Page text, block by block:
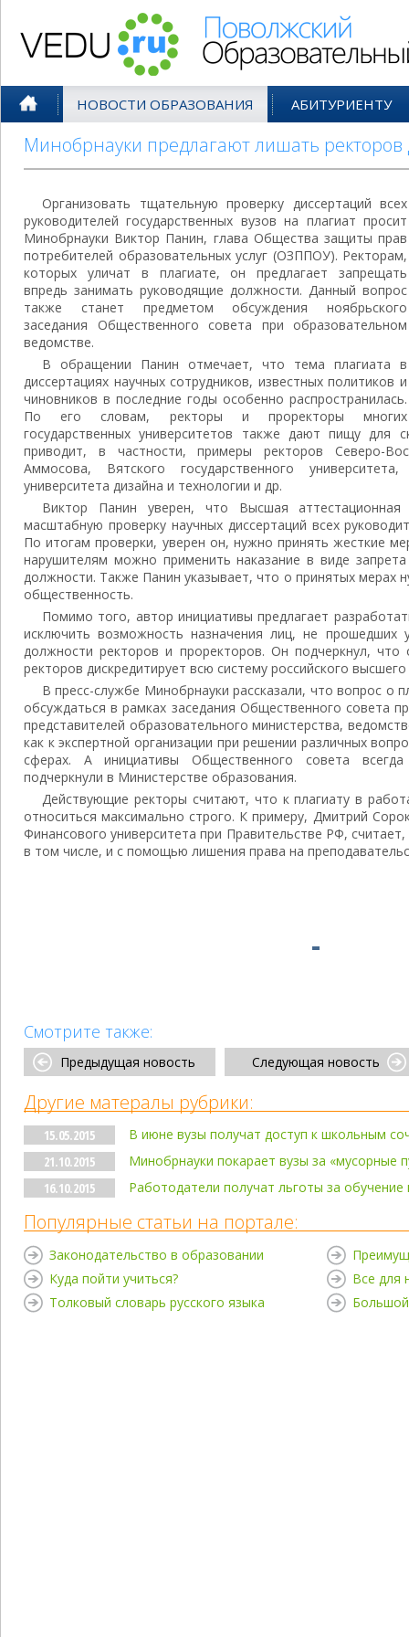
НОВОСТИ ОБРАЗОВАНИЯ АБИТУРИЕНТУ
Минобрнауки предлагают лишать ректоров
Организовать тщательную проверку диссертаций всех
руководителей государственных вузов на плагиат просит
Минобрнауки Виктор Панин, глава Общества защиты прав
потребителей образовательных услуг (ОЗППОУ). Ректорам,
которых уличат в плагиате, он предлагает запрещать
впредь занимать руководящие должности. Данный вопрос
также станет предметом обсуждения ноябрьского
заседания Общественного совета при образовательном
ведомстве.
В обращении Панин отмечает, что тема плагиата в
диссертациях научных сотрудников, известных политиков и
чиновников в последние годы особенно распространилась.
По его словам, ректоры и проректоры многих
государственных университетов также дают пищу для
приводит, в частности, примеры ректоров Северо-
Аммосова, Вятского государственного университета,
университета дизайна и технологии и др.
Виктор Панин уверен, что Высшая аттестационная
масштабную проверку научных диссертаций всех
По итогам проверки, уверен он, нужно принять жесткие
нарушителям можно применить наказание в виде
должности. Также Панин указывает, что о принятых
общественность.
Помимо того, автор инициативы предлагает
исключить возможность назначения лиц, не прошедших
должности ректоров и проректоров. Он подчеркнул, что
ректоров дискредитирует всю систему российского
В пресс-службе Минобрнауки рассказали, что вопрос о
обсуждаться в рамках заседания Общественного совета
представителей образовательного министерства,
как к экспертной организации при решении различных
сферах. А инициативы Общественного совета всегда
подчеркнули в Министерстве образования.
Действующие ректоры считают, что к плагиату в
относиться максимально строго. К примеру, Дмитрий
Финансового университета при Правительстве РФ,
в том числе, и с помощью лишения права на
Смотрите также:
Предыдущая новость Следующая новость
Другие матералы рубрики:
15.05.2015
В июне вузы получат доступ к школьным
21.10.2015
Минобрнауки покарает вузы за «мусорные
16.10.2015
Работодатели получат льготы за обучение
Популярные статьи на портале:
Законодательство в образовании
Куда пойти учиться?
Толковый словарь русского языка
Все для
Большой